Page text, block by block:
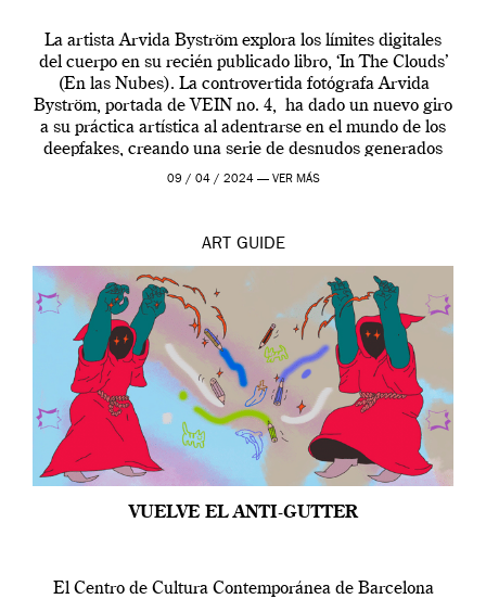
La artista Arvida Byström explora los límites digitales
del cuerpo en su recién publicado libro, ‘In The Clouds’
(En las Nubes). La controvertida fotógrafa Arvida
Byström, portada de VEIN no. 4, ha dado un nuevo giro
a su práctica artística al adentrarse en el mundo de los
deepfakes, creando una serie de desnudos generados
por […]
09 / 04 / 2024 — VER MÁS
ART GUIDE
VUELVE EL ANTI-GUTTER
El Centro de Cultura Contemporánea de Barcelona